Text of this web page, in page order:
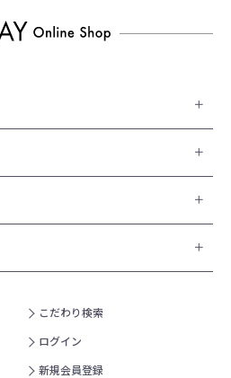
こだわり検索
ログイン
新規会員登録